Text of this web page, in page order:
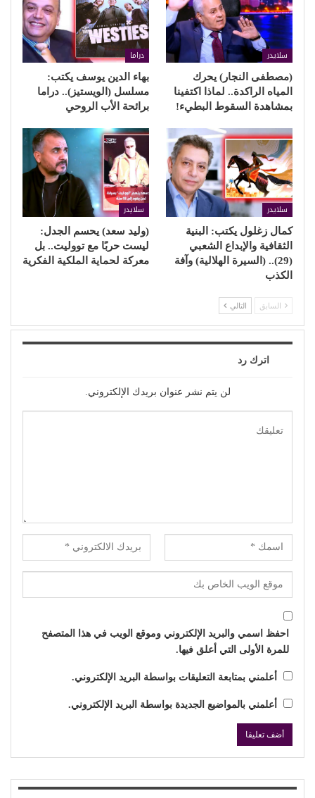
سلايدر
(مصطفى النجار) يحرك
المياه الراكدة.. لماذا اكتفينا
بمشاهدة السقوط البطيء!
دراما
بهاء الدين يوسف يكتب:
مسلسل (الويستيز).. دراما
برائحة الأب الروحي
سلايدر
كمال زغلول يكتب: البنية
الثقافية والإبداع الشعبي
(29).. (السيرة الهلالية) وآفة
الكذب
سلايدر
(وليد سعد) يحسم الجدل:
ليست حربًا مع تووليت.. بل
معركة لحماية الملكية الفكرية
السابق التالي
اترك رد
لن يتم نشر عنوان بريدك الإلكتروني.
احفظ اسمي والبريد الإلكتروني وموقع الويب في هذا المتصفح
للمرة الأولى التي أعلق فيها.
أعلمني بمتابعة التعليقات بواسطة البريد الإلكتروني.
أعلمني بالمواضيع الجديدة بواسطة البريد الإلكتروني.